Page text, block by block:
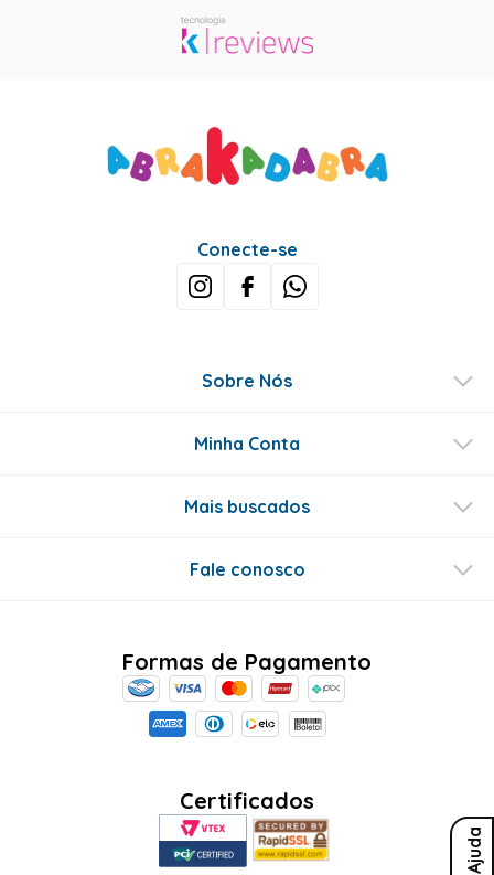
Ajuda
Conecte-se
Sobre Nós
Minha Conta
Mais buscados
Fale conosco
Formas de Pagamento
Certificados